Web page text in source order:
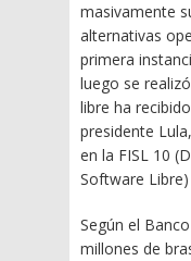
masivamente
alternativas
primera
luego se
libre ha
presidente
en la FISL 10
Software
Según el
millones de